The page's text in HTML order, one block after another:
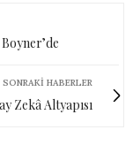
SONRAKI HABERLER
Zekâ Altyapısı